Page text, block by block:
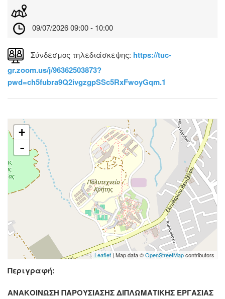
09/07/2026 09:00 - 10:00
Σύνδεσμος τηλεδιάσκεψης: https://tuc-
gr.zoom.us/j/96362503873?
pwd=ch5fubra9Q2ivgzgpSSc5RxFwoyGqm.1
+
-
Leaflet | Map data ©OpenStreetMapcontributors
Περιγραφή:
ΑΝΑΚΟΙΝΩΣΗ ΠΑΡΟΥΣΙΑΣΗΣ ΔΙΠΛΩΜΑΤΙΚΗΣ ΕΡΓΑΣΙΑΣ